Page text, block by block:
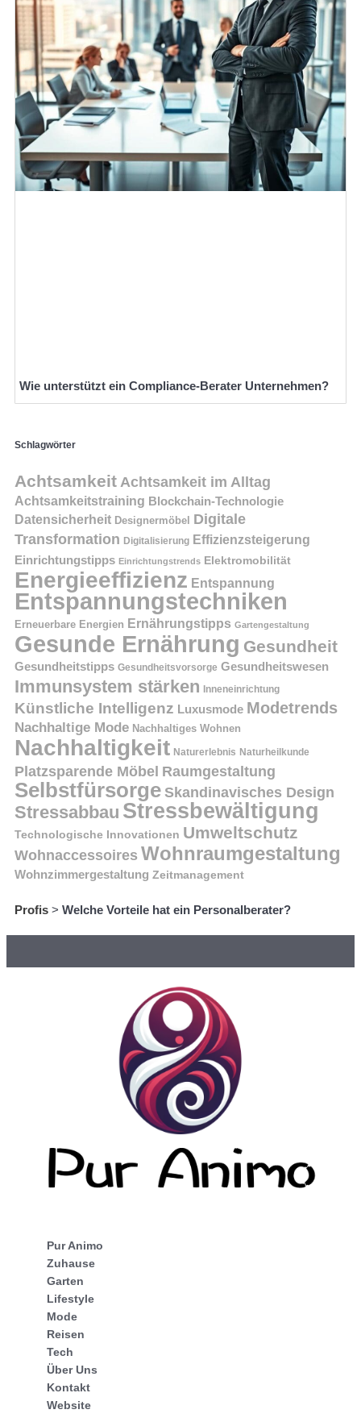
Wie unterstützt ein Compliance-Berater Unternehmen?
Schlagwörter
Achtsamkeit Achtsamkeit im Alltag
Achtsamkeitstraining Blockchain-Technologie
Datensicherheit Designermöbel
Digitale
Transformation Digitalisierung Effizienzsteigerung
Einrichtungstipps Einrichtungstrends Elektromobilität
Energieeffizienz Entspannung
Entspannungstechniken
Erneuerbare Energien Ernährungstipps Gartengestaltung
Gesunde Ernährung Gesundheit
Gesundheitstipps Gesundheitsvorsorge Gesundheitswesen
Immunsystem stärken Inneneinrichtung
Künstliche Intelligenz Luxusmode Modetrends
Nachhaltige Mode Nachhaltiges Wohnen
Nachhaltigkeit Naturerlebnis Naturheilkunde
Platzsparende Möbel Raumgestaltung
Selbstfürsorge Skandinavisches Design
Stressabbau Stressbewältigung
Technologische Innovationen Umweltschutz
Wohnaccessoires Wohnraumgestaltung
Wohnzimmergestaltung Zeitmanagement
Profis > Welche Vorteile hat ein Personalberater?
Pur Animo
Zuhause
Garten
Lifestyle
Mode
Reisen
Tech
Über Uns
Kontakt
Website